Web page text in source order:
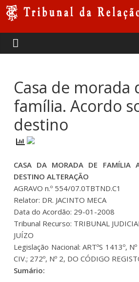
Skip
to
Tribunal
da
Relação
de
Coimbra
Casa de morada
família. Acordo
destino
CASA DA MORADA DE FAMÍLIA
DESTINO ALTERAÇÃO
AGRAVO n.º 554/07.0TBTND.C1
Relator: DR. JACINTO MECA
Data do Acordão: 29-01-2008
Tribunal Recurso: TRIBUNAL
JUÍZO
Legislação Nacional: ARTºS 1413º,
CIV.; 272º, Nº 2, DO CÓDIGO
Sumário: